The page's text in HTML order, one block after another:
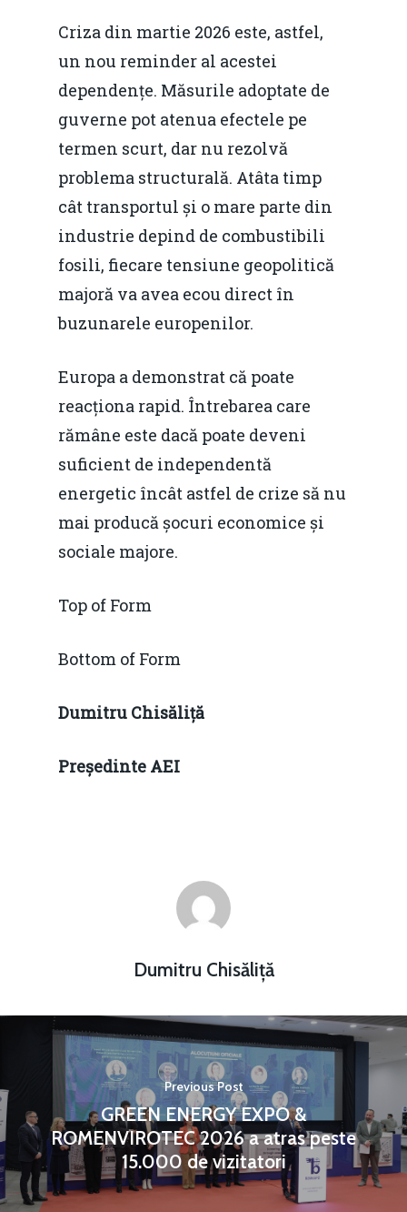
Criza din martie 2026 este, astfel,
un nou reminder al acestei
dependențe. Măsurile adoptate de
guverne pot atenua efectele pe
termen scurt, dar nu rezolvă
problema structurală. Atâta timp
cât transportul și o mare parte din
industrie depind de combustibili
fosili, fiecare tensiune geopolitică
majoră va avea ecou direct în
buzunarele europenilor.
Europa a demonstrat că poate
reacționa rapid. Întrebarea care
rămâne este dacă poate deveni
suficient de independentă
energetic încât astfel de crize să nu
mai producă șocuri economice și
sociale majore.
Top of Form
Bottom of Form
Dumitru Chisăliță
Președinte AEI
Dumitru Chisăliță
Previous Post
GREEN ENERGY EXPO &
ROMENVIROTEC 2026 a atras peste
15.000 de vizitatori